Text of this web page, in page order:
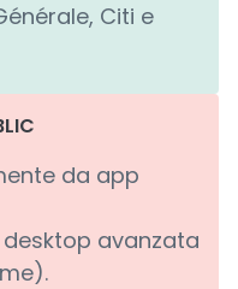
Citi e
da app
avanzata